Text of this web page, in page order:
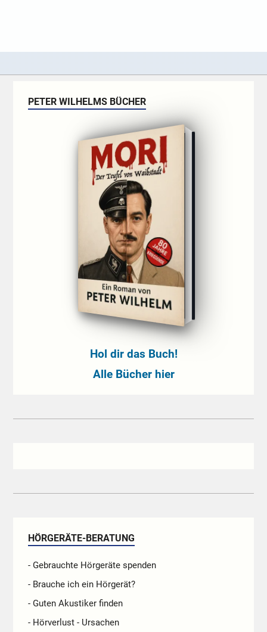
PETER WILHELMS BÜCHER
Hol dir das Buch!
Alle Bücher hier
HÖRGERÄTE-BERATUNG
- Gebrauchte Hörgeräte spenden
- Brauche ich ein Hörgerät?
- Guten Akustiker finden
- Hörverlust - Ursachen